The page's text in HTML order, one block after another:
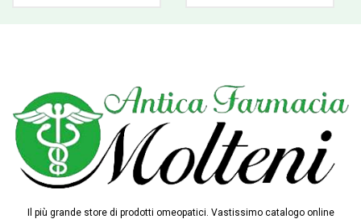
Il più grande store di prodotti omeopatici. Vastissimo catalogo online